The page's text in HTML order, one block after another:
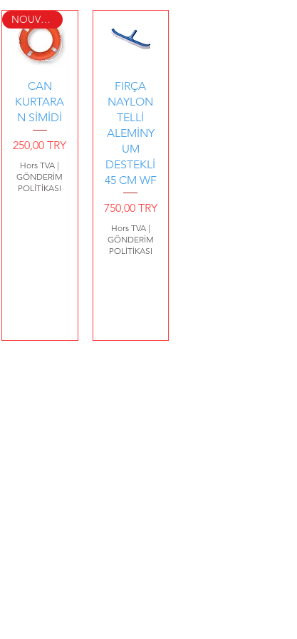
Aperçu rapide
NOUVEAU PRODUIT
CAN
KURTARA
N SİMİDİ
Prix
250,00 TRY
Hors TVA |
GÖNDERİM
POLİTİKASI
Aperçu rapide
FIRÇA
NAYLON
TELLİ
ALEMİNY
UM
DESTEKLİ
45 CM WF
Prix
750,00 TRY
Hors TVA|
GÖNDERİM
POLİTİKASI